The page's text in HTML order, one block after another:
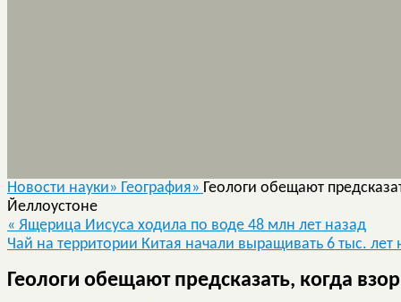
Новости науки» География» Геологи обещают
Йеллоустоне
« Ящерица Иисуса ходила по воде 48 млн лет назад
Чай на территории Китая начали выращивать 6 тыс. лет
Геологи обещают предсказать, когда